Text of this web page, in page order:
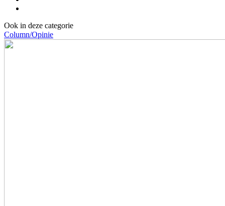
Ook in deze categorie
Column/Opinie